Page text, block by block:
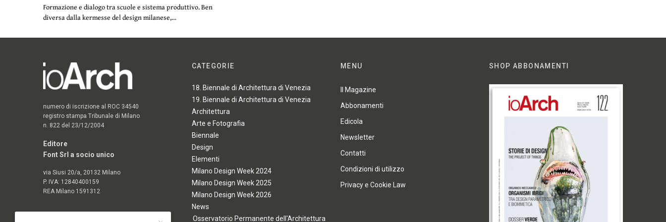
Formazione e dialogo tra scuole e sistema produttivo. Ben
diversa dalla kermesse del design milanese,…
numero di iscrizione al ROC 34540
registro stampa Tribunale di Milano
n. 822 del 23/12/2004
Editore
Font Srl a socio unico
via Siusi 20/a, 20132 Milano
P. IVA: 12840400159
REA Milano 1591312
CATEGORIE
18. Biennale di Architettura di Venezia
19. Biennale di Architettura di Venezia
Architettura
Arte e Fotografia
Biennale
Design
Elementi
Milano Design Week 2024
Milano Design Week 2025
Milano Design Week 2026
News
Osservatorio Permanente dell'Architettura
MENU
Il Magazine
Abbonamenti
Edicola
Newsletter
Contatti
Condizioni di utilizzo
Privacy e Cookie Law
SHOP ABBONAMENTI